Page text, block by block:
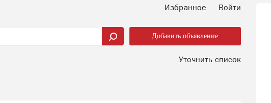
Избранное Войти
Добавить объявление
Уточнить список